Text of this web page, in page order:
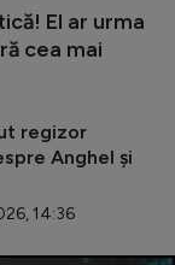
El ar urma
cea mai
regizor
Anghel și
14:36